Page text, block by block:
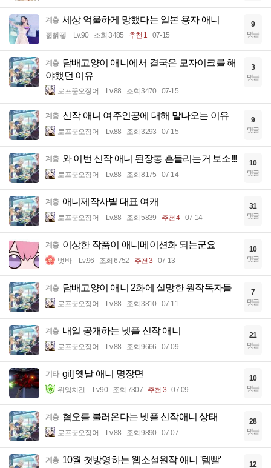
계층 세상 억울하게 망했다는 일본 용자 애니
꿻뻵뗗 Lv.90 조회 3485 추천 1 07-15
9
댓글
계층 담배고양이 애니에서 결국은 모자이크를 해
야했던 이유
로프꾼오징어 Lv.88 조회 3470 07-15
3
댓글
계층 신작 애니 여주인공에 대해 말나오는 이유
로프꾼오징어 Lv.88 조회 3293 07-15
9
댓글
계층 와 이번 신작 애니 된장통 흔들리는거 보소!!!
로프꾼오징어 Lv.88 조회 8175 07-14
10
댓글
계층 애니제작사별 대표 여캐
로프꾼오징어 Lv.88 조회 5839 추천 4 07-14
31
댓글
계층 이상한 작품이 애니메이션화 되는군요
벗바 Lv.96 조회 6752 추천 3 07-13
10
댓글
계층 담배고양이 애니 2화에 실망한 원작독자들
로프꾼오징어 Lv.88 조회 3810 07-11
7
댓글
계층 내일 공개하는 넷플 신작 애니
로프꾼오징어 Lv.88 조회 9666 07-09
21
댓글
기타 gif] 옛날 애니 명장면
위잉치킨 Lv.90 조회 7307 추천 3 07-09
10
댓글
계층 혐오를 불러온다는 넷플 신작애니 상태
로프꾼오징어 Lv.88 조회 9890 07-07
28
댓글
계층 10월 첫방영하는 웹소설원작 애니 '템빨' 12